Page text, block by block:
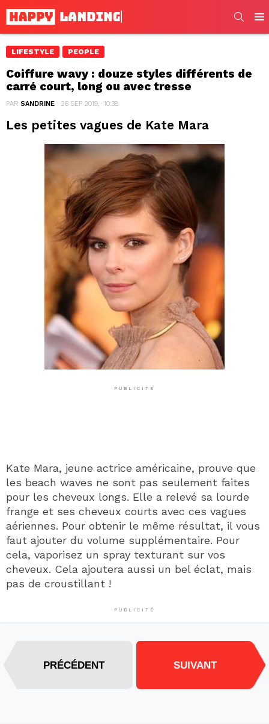
LIFESTYLE PEOPLE
Coiffure wavy : douze styles différents de
carré court, long ou avec tresse
PAR SANDRINE 26 SEP 2019, · 10:38
Les petites vagues de Kate Mara
PUBLICITÉ
Kate Mara, jeune actrice américaine, prouve que
les beach waves ne sont pas seulement faites
pour les cheveux longs. Elle a relevé sa lourde
frange et ses cheveux courts avec ces vagues
aériennes. Pour obtenir le même résultat, il vous
faut ajouter du volume supplémentaire. Pour
cela, vaporisez un spray texturant sur vos
cheveux. Cela ajoutera aussi un bel éclat, mais
pas de croustillant !
PUBLICITÉ
PRÉCÉDENT SUIVANT